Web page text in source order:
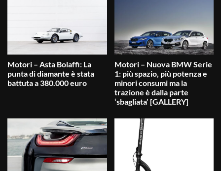
Motori – Asta Bolaffi: La
punta di diamante è stata
battuta a 380.000 euro
Motori – Nuova BMW Serie
1: più spazio, più potenza e
minori consumi ma la
trazione è dalla parte
‘sbagliata’ [GALLERY]